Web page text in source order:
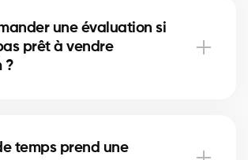
qui prend en compte l’état
et les particularités du marché.
une évaluation si
prêt à vendre
?
l’évolution du marché immobilier
temps prend une